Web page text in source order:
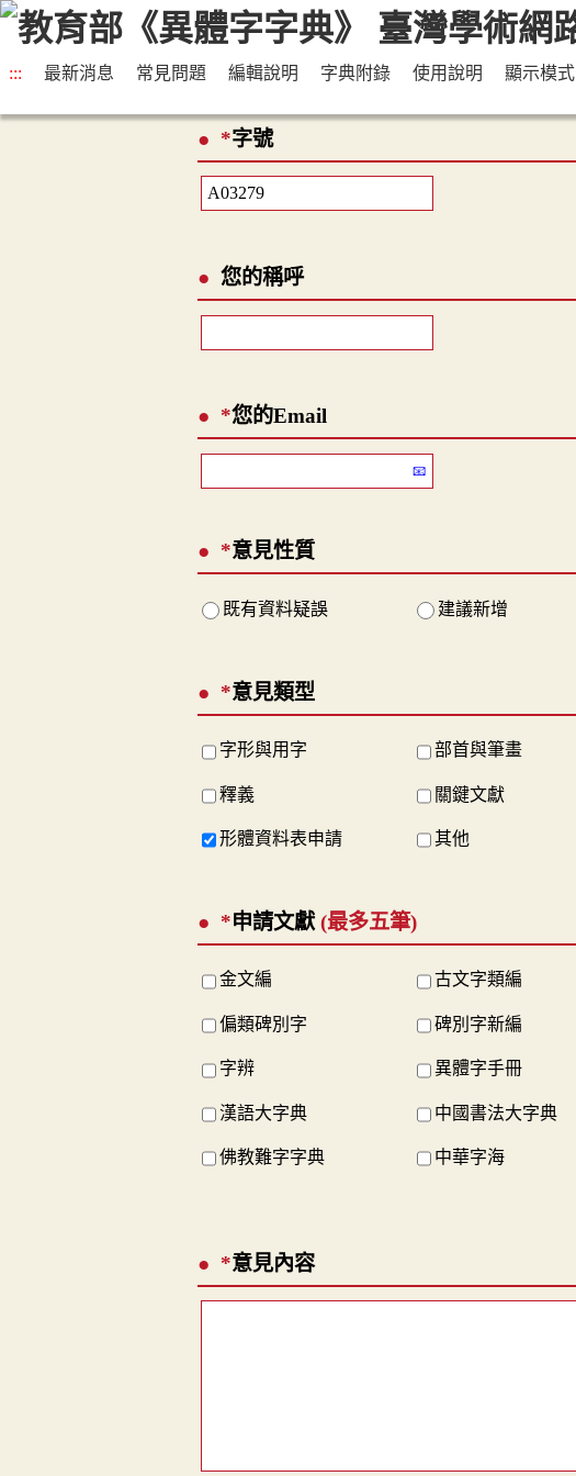
::: 最新消息 常見問題 編輯說明 字典附錄 使用說明 顯示模式
*字號
您的稱呼
*您的Email
*意見性質
既有資料疑誤 建議新增
*意見類型
字形與用字 部首與筆畫
釋義 關鍵文獻
形體資料表申請 其他
*申請文獻 (最多五筆)
金文編 古文字類編
偏類碑別字 碑別字新編
字辨 異體字手冊
漢語大字典 中國書法大字典
佛教難字字典 中華字海
*意見內容